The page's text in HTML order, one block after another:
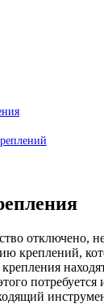
отключено,
креплений,
потребуется